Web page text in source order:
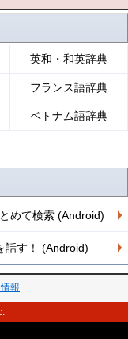
英和・和英辞典
フランス語辞典
ベトナム語辞典
めて検索 (Android)
話す！ (Android)
報